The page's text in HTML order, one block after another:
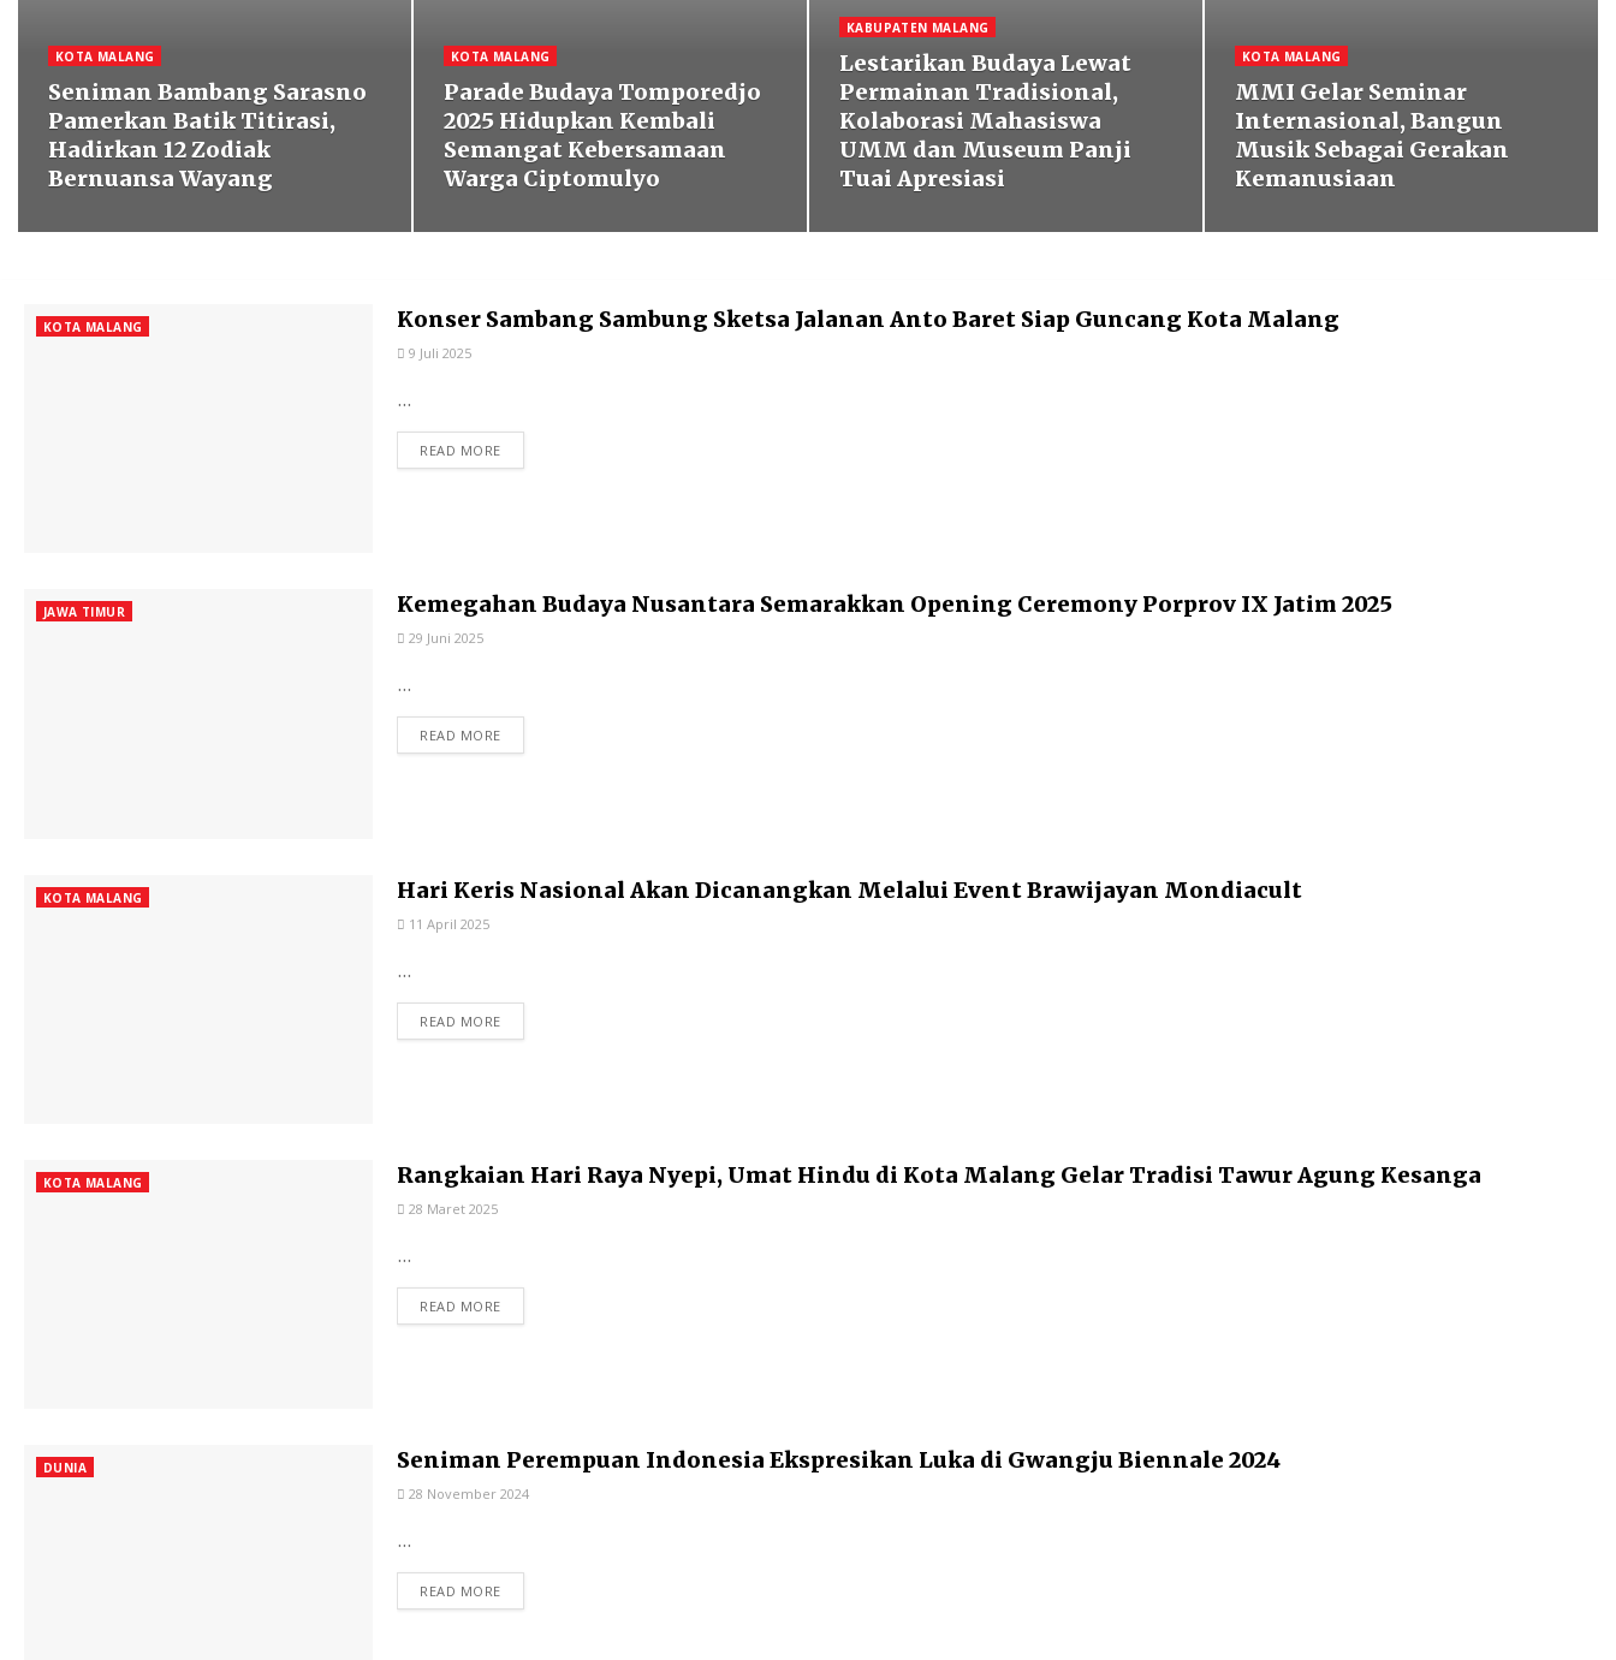
KOTA MALANG
Seniman Bambang Sarasno
Pamerkan Batik Titirasi,
Hadirkan 12 Zodiak
Bernuansa Wayang
KOTA MALANG
Parade Budaya Tomporedjo
2025 Hidupkan Kembali
Semangat Kebersamaan
Warga Ciptomulyo
KABUPATEN MALANG
Lestarikan Budaya Lewat
Permainan Tradisional,
Kolaborasi Mahasiswa
UMM dan Museum Panji
Tuai Apresiasi
KOTA MALANG
MMI Gelar Seminar
Internasional, Bangun
Musik Sebagai Gerakan
Kemanusiaan
KOTA MALANG Konser Sambang Sambung Sketsa Jalanan Anto Baret Siap Guncang Kota Malang
9 Juli 2025
...
READ MORE
JAWA TIMUR Kemegahan Budaya Nusantara Semarakkan Opening Ceremony Porprov IX Jatim 2025
29 Juni 2025
...
READ MORE
KOTA MALANG Hari Keris Nasional Akan Dicanangkan Melalui Event Brawijayan Mondiacult
11 April 2025
...
READ MORE
KOTA MALANG Rangkaian Hari Raya Nyepi, Umat Hindu di Kota Malang Gelar Tradisi Tawur Agung Kesanga
28 Maret 2025
...
READ MORE
DUNIA Seniman Perempuan Indonesia Ekspresikan Luka di Gwangju Biennale 2024
28 November 2024
...
READ MORE